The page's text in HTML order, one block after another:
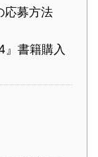
応募方法
書籍購入